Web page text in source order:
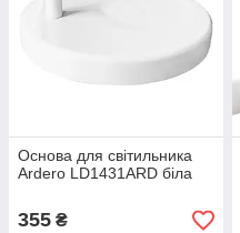
Основа для світильника
Ardero LD1431ARD біла
355 ₴